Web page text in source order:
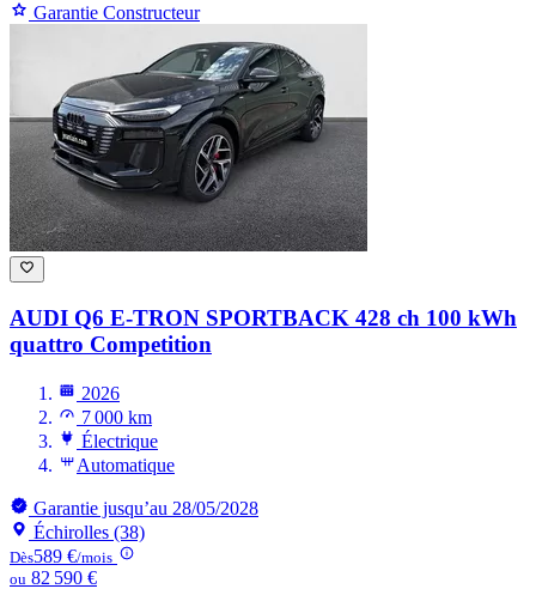
Garantie Constructeur
AUDI Q6 E-TRON SPORTBACK 428 ch 100 kWh
quattro Competition
2026
7 000 km
Électrique
Automatique
Garantie jusqu’au 28/05/2028
Échirolles (38)
Dès589 €/mois
ou 82 590 €